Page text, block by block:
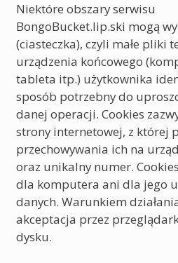
Niektóre obszary serwisu
BongoBucket.lip.ski mogą
(ciasteczka), czyli małe pliki
urządzenia końcowego
tableta itp.) użytkownika
sposób potrzebny do
danej operacji. Cookies
strony internetowej, z której
przechowywania ich na
oraz unikalny numer.
dla komputera ani dla jego
danych. Warunkiem
akceptacja przez
dysku.